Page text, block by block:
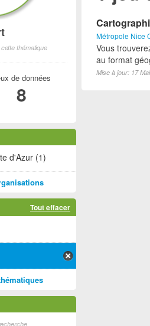
Métropole Nice
Vous
au format
Mise à jour: 17
thématique
de données
8
d'Azur (1)
Tout effacer